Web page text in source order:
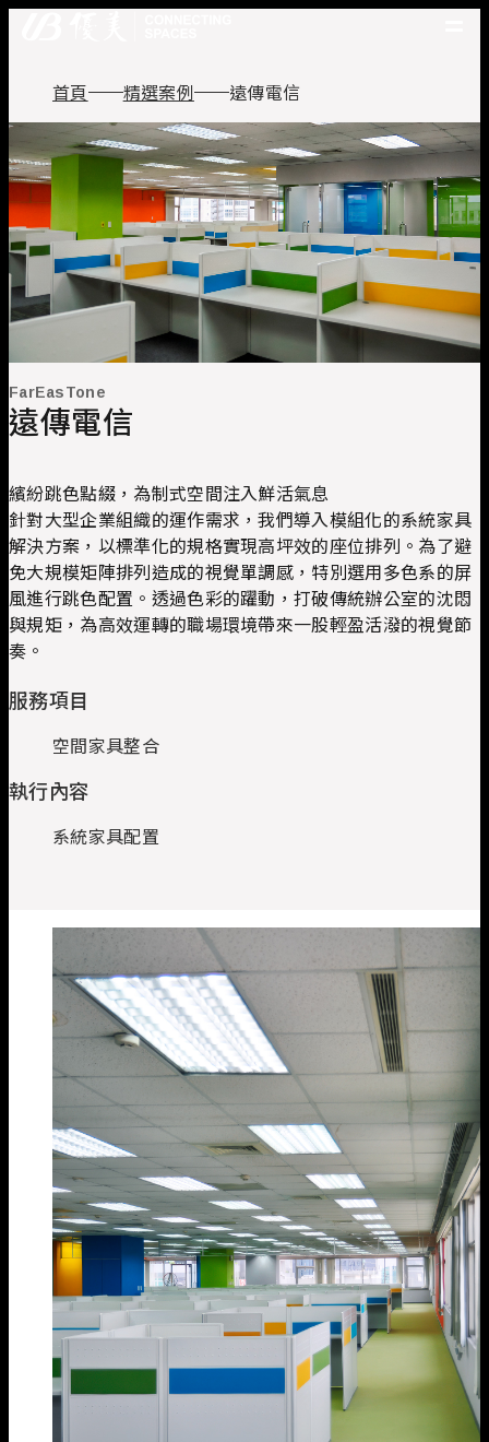
優美產品
精選案例
優美脈動
常見問題
關於優美
優美服務
人才招募
聯絡我們
首頁 精選案例 遠傳電信
FarEasTone
遠傳電信
繽紛跳色點綴，為制式空間注入鮮活氣息
針對大型企業組織的運作需求，我們導入模組化的系統家具
解決方案，以標準化的規格實現高坪效的座位排列。為了避
免大規模矩陣排列造成的視覺單調感，特別選用多色系的屏
風進行跳色配置。透過色彩的躍動，打破傳統辦公室的沈悶
與規矩，為高效運轉的職場環境帶來一股輕盈活潑的視覺節
奏。
服務項目
空間家具整合
執行內容
系統家具配置